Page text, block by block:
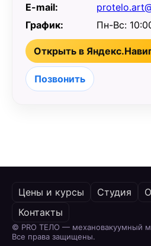
E-mail:
График:
Пн-Вс:
Открыть в
Позвонить
Цены и курсы Студия
Контакты
© PRO ТЕЛО — механовакуумный
Все права защищены.